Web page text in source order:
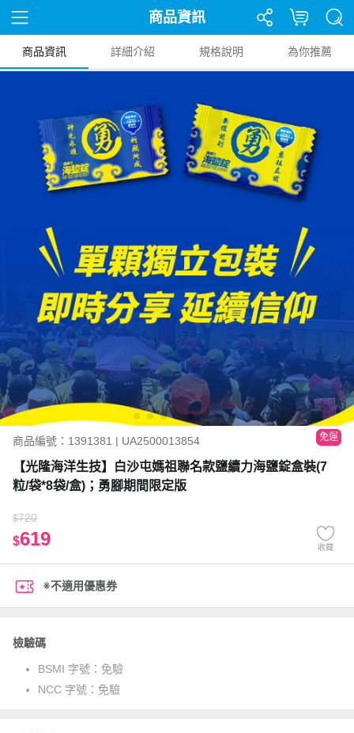
商品資訊
商品資訊 詳細介紹 規格說明 為你推薦
商品編號：1391381 | UA2500013854 免運
【光隆海洋生技】白沙屯媽祖聯名款鹽續力海鹽錠盒裝(7
粒/袋*8袋/盒)；勇腳期間限定版
$720
$619 收藏
※不適用優惠券
檢驗碼
BSMI 字號： 免驗
NCC 字號： 免驗